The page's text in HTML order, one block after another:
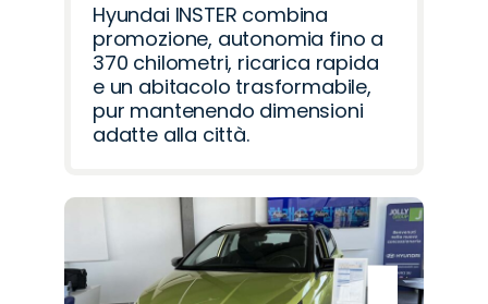
Hyundai INSTER combina
promozione, autonomia fino a
370 chilometri, ricarica rapida
e un abitacolo trasformabile,
pur mantenendo dimensioni
adatte alla città.